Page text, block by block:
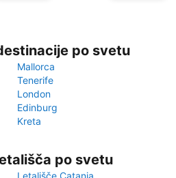
po svetu
Mallorca
Tenerife
London
Edinburg
Kreta
po svetu
Letališče Catania